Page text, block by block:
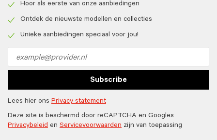
icon
Hoor als eerste van onze aanbiedingen
icon
Ontdek de nieuwste modellen en collecties
Unieke aanbiedingen speciaal voor jou!
address
Subscribe
Lees hier ons Privacy statement
Deze site is beschermd door reCAPTCHA en Googles
Privacybeleid en Servicevoorwaarden zijn van toepassing